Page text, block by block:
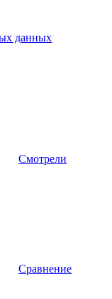
данных
Смотрели
Сравнение